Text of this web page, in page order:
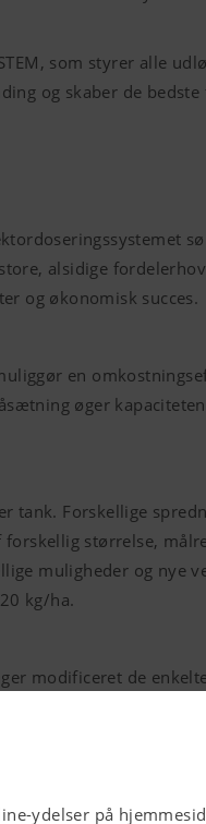
ydelser på
som styrer alle
og skaber de
alsidige
og økonomisk succes.
en
øger
tank. Forskellige
størrelse,
muligheder og nye
kg/ha.
modificeret de
omhyggeligt og
skiveskær leverer